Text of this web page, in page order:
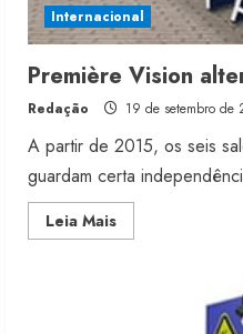
Internacional
Première Vision
Redação 19 de setembro de
A partir de 2015, os seis
guardam certa
Leia MaisRead
more